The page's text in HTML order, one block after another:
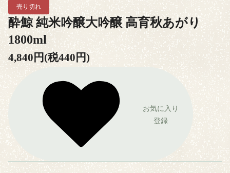
売り切れ
酔鯨 純米吟醸大吟醸 高育秋あがり
1800ml
4,840円(税440円)
お気に入り
登録